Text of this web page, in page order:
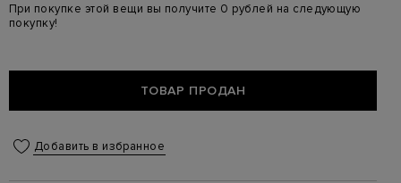
При покупке этой вещи вы получите 0 рублей на следующую
покупку!
ТОВАР ПРОДАН
Добавить в избранное